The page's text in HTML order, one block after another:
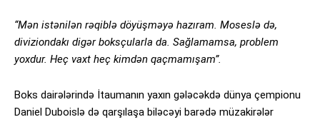
“Mən istənilən rəqiblə döyüşməyə hazıram. Moseslə də,
diviziondakı digər boksçularla da. Sağlamamsa, problem
yoxdur. Heç vaxt heç kimdən qaçmamışam”.
Boks dairələrində İtaumanın yaxın gələcəkdə dünya çempionu
Daniel Duboislə də qarşılaşa biləcəyi barədə müzakirələr